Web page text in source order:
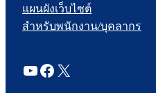
แผนผังเว็บไซต์
สำหรับพนักงาน/บุคลากร
YouTube
Facebook
X